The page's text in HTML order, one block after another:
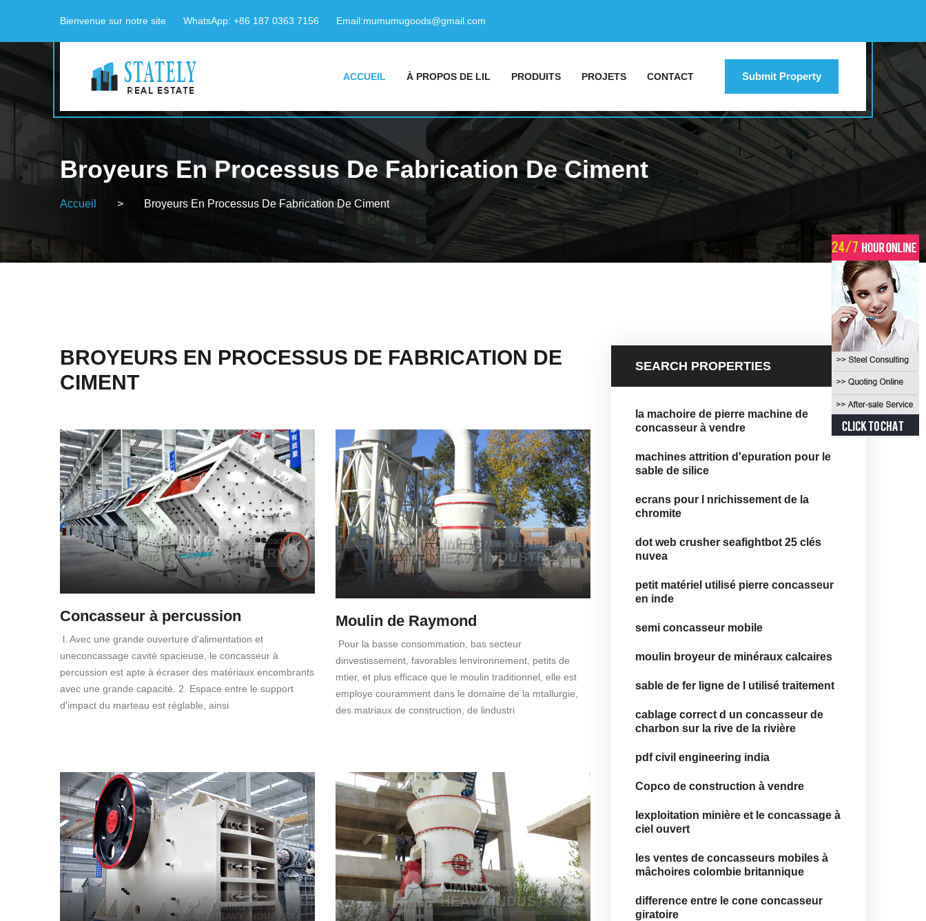
Bienvenue sur notre site WhatsApp: +86 187 0363 7156 Email:mumumugoods@gmail.com
ACCUEIL À PROPOS DE LIL PRODUITS PROJETS CONTACT Submit Property
Broyeurs En Processus De Fabrication De Ciment
Accueil > Broyeurs En Processus De Fabrication De Ciment
BROYEURS EN PROCESSUS DE FABRICATION DE
CIMENT
Concasseur à percussion
l. Avec une grande ouverture d'alimentation et
uneconcassage cavité spacieuse, le concasseur à
percussion est apte à écraser des matériaux encombrants
avec une grande capacité. 2. Espace entre le support
d'impact du marteau est réglable, ainsi
Moulin de Raymond
Pour la basse consommation, bas secteur
dinvestissement, favorables lenvironnement, petits de
mtier, et plus efficace que le moulin traditionnel, elle est
employe couramment dans le domaine de la mtallurgie,
des matriaux de construction, de lindustri
SEARCH PROPERTIES
la machoire de pierre machine de
concasseur à vendre
machines attrition d'epuration pour le
sable de silice
ecrans pour l nrichissement de la
chromite
dot web crusher seafightbot 25 clés
nuvea
petit matériel utilisé pierre concasseur
en inde
semi concasseur mobile
moulin broyeur de minéraux calcaires
sable de fer ligne de l utilisé traitement
cablage correct d un concasseur de
charbon sur la rive de la rivière
pdf civil engineering india
Copco de construction à vendre
lexploitation minière et le concassage à
ciel ouvert
les ventes de concasseurs mobiles à
mâchoires colombie britannique
difference entre le cone concasseur
giratoire